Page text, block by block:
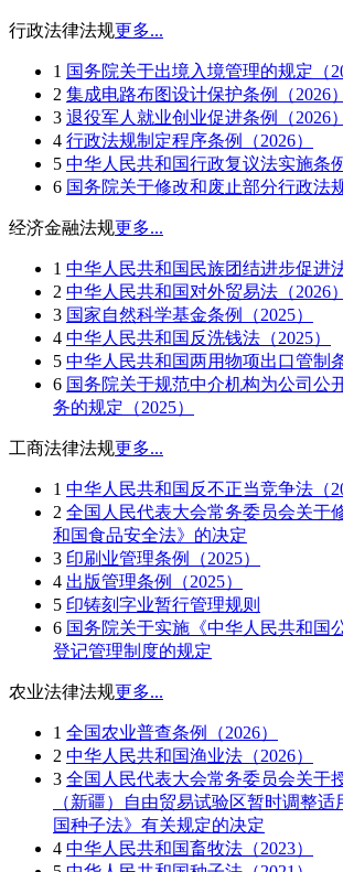
行政法律法规更多...
1 国务院关于出境入境管理的规定（
2 集成电路布图设计保护条例（2026）
3 退役军人就业创业促进条例（2026）
4 行政法规制定程序条例（2026）
5 中华人民共和国行政复议法实施条例
6 国务院关于修改和废止部分行政法
经济金融法规更多...
1 中华人民共和国民族团结进步促进法
2 中华人民共和国对外贸易法（2026）
3 国家自然科学基金条例（2025）
4 中华人民共和国反洗钱法（2025）
5 中华人民共和国两用物项出口管制
6 国务院关于规范中介机构为公司公
务的规定（2025）
工商法律法规更多...
1 中华人民共和国反不正当竞争法（
2 全国人民代表大会常务委员会关于
和国食品安全法》的决定
3 印刷业管理条例（2025）
4 出版管理条例（2025）
5 印铸刻字业暂行管理规则
6 国务院关于实施《中华人民共和国
登记管理制度的规定
农业法律法规更多...
1 全国农业普查条例（2026）
2 中华人民共和国渔业法（2026）
3 全国人民代表大会常务委员会关于
（新疆）自由贸易试验区暂时调整
国种子法》有关规定的决定
4 中华人民共和国畜牧法（2023）